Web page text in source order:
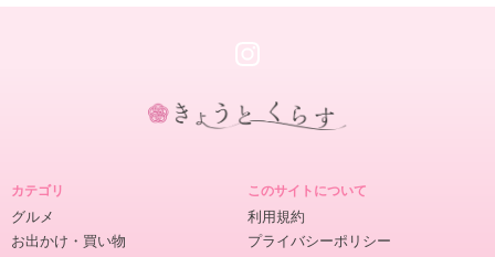
カテゴリ
グルメ
お出かけ・買い物
このサイトについて
利用規約
プライバシーポリシー